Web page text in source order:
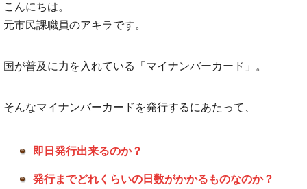
こんにちは。
元市民課職員のアキラです。
国が普及に力を入れている「マイナンバーカード」。
そんなマイナンバーカードを発行するにあたって、
即日発行出来るのか？
発行までどれくらいの日数がかかるものなのか？